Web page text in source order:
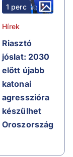
1 perc
Hírek
Riasztó
jóslat: 2030
előtt újabb
katonai
agresszióra
készülhet
Oroszország